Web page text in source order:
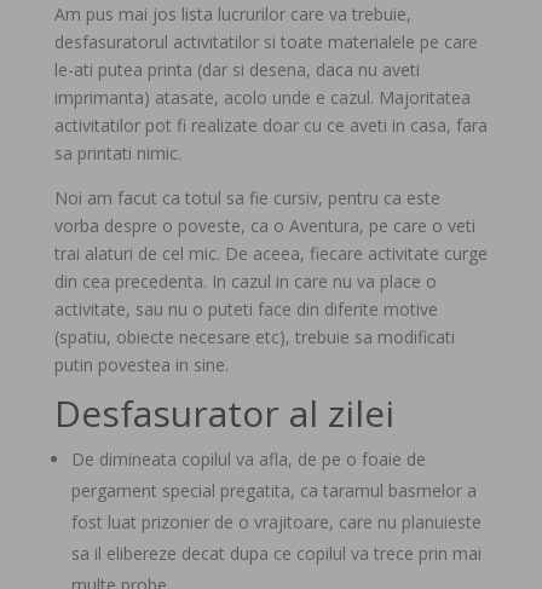
Am pus mai jos lista lucrurilor care va trebuie,
desfasuratorul activitatilor si toate materialele pe care
le-ati putea printa (dar si desena, daca nu aveti
imprimanta) atasate, acolo unde e cazul. Majoritatea
activitatilor pot fi realizate doar cu ce aveti in casa, fara
sa printati nimic.
Noi am facut ca totul sa fie cursiv, pentru ca este
vorba despre o poveste, ca o Aventura, pe care o veti
trai alaturi de cel mic. De aceea, fiecare activitate curge
din cea precedenta. In cazul in care nu va place o
activitate, sau nu o puteti face din diferite motive
(spatiu, obiecte necesare etc), trebuie sa modificati
putin povestea in sine.
Desfasurator al zilei
De dimineata copilul va afla, de pe o foaie de
pergament special pregatita, ca taramul basmelor a
fost luat prizonier de o vrajitoare, care nu planuieste
sa il elibereze decat dupa ce copilul va trece prin mai